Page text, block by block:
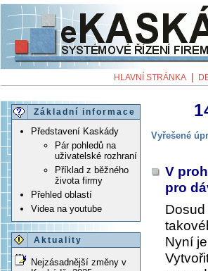
HLAVNÍ STRÁNKA
Základní informace
Představení Kaskády
Pár pohledů na
uživatelské rozhraní
Příklad z běžného
života firmy
Přehled oblastí
Videa na youtube
Aktuality
Nejzásadnější změny v
Vyřešené
V
pro
Nyní